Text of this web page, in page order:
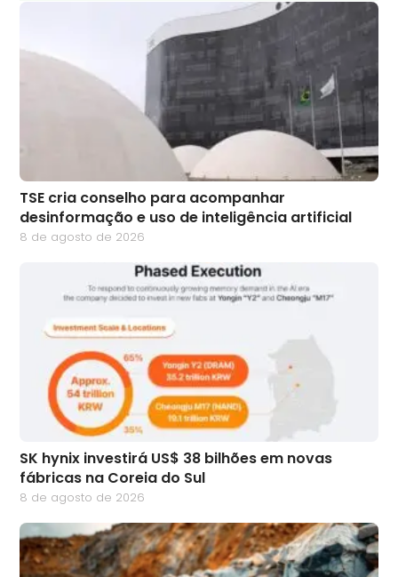
TSE cria conselho para acompanhar
desinformação e uso de inteligência artificial
8 de agosto de 2026
SK hynix investirá US$ 38 bilhões em novas
fábricas na Coreia do Sul
8 de agosto de 2026